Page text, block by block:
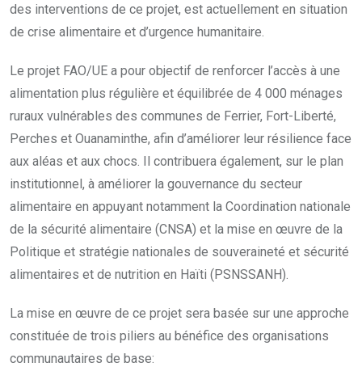
des interventions de ce projet, est actuellement en situation
de crise alimentaire et d’urgence humanitaire.
Le projet FAO/UE a pour objectif de renforcer l’accès à une
alimentation plus régulière et équilibrée de 4 000 ménages
ruraux vulnérables des communes de Ferrier, Fort-Liberté,
Perches et Ouanaminthe, afin d’améliorer leur résilience face
aux aléas et aux chocs. Il contribuera également, sur le plan
institutionnel, à améliorer la gouvernance du secteur
alimentaire en appuyant notamment la Coordination nationale
de la sécurité alimentaire (CNSA) et la mise en œuvre de la
Politique et stratégie nationales de souveraineté et sécurité
alimentaires et de nutrition en Haïti (PSNSSANH).
La mise en œuvre de ce projet sera basée sur une approche
constituée de trois piliers au bénéfice des organisations
communautaires de base: